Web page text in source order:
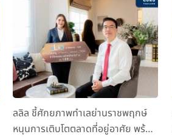
ลลิล ชี้ศักยภาพทำเลย่านราชพฤกษ์
หนุนการเติบโตตลาดที่อยู่อาศัย พร้อม